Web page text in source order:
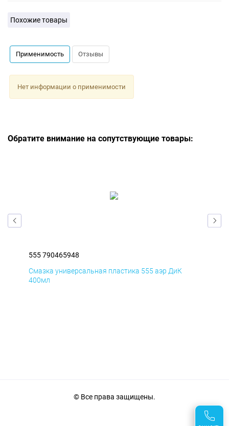
Похожие товары
Применимость Отзывы
Нет информации о применимости
Обратите внимание на сопутствующие товары:
555 790465948
Смазка универсальная пластика 555 аэр ДиК
400мл
© Все права защищены.